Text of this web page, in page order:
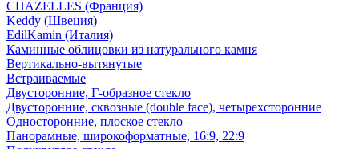
CHAZELLES (Франция)
Keddy (Швеция)
EdilKamin (Италия)
Каминные облицовки из натурального камня
Вертикально-вытянутые
Встраиваемые
Двусторонние, Г-образное стекло
Двусторонние, сквозные (double face), четырехсторонние
Односторонние, плоское стекло
Панорамные, широкоформатные, 16:9, 22:9